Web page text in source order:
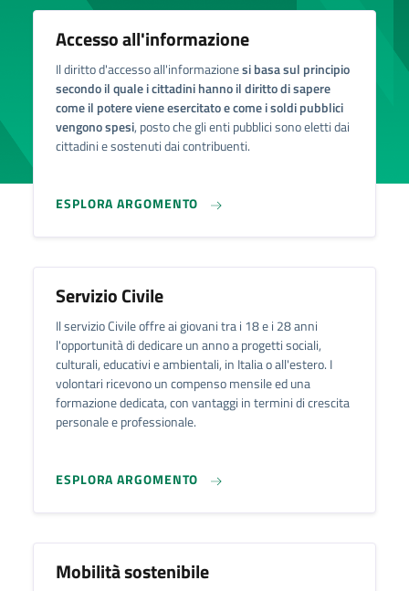
Accesso all'informazione
Il diritto d'accesso all'informazionesi basa sul principio
secondo il quale i cittadini hanno il diritto di sapere
come il potere viene esercitato e come i soldi pubblici
vengono spesi, posto che gli enti pubblici sono eletti dai
cittadini e sostenuti dai contribuenti.
ESPLORA ARGOMENTO
Servizio Civile
Il servizio Civile offre ai giovani tra i 18 e i 28 anni
l'opportunità di dedicare un anno a progetti sociali,
culturali, educativi e ambientali, in Italia o all'estero. I
volontari ricevono un compenso mensile ed una
formazione dedicata, con vantaggi in termini di crescita
personale e professionale.
ESPLORA ARGOMENTO
Mobilità sostenibile